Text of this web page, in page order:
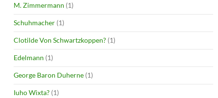
M. Zimmermann (1)
Schuhmacher (1)
Clotilde Von Schwartzkoppen? (1)
Edelmann (1)
George Baron Duherne (1)
Iuho Wixta? (1)